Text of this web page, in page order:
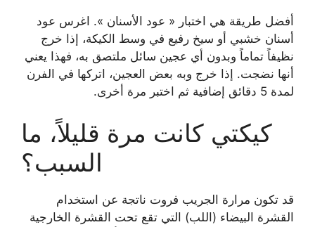
أفضل طريقة هي اختبار « عود الأسنان ». اغرس عود
أسنان خشبي أو سيخ رفيع في وسط الكيكة، إذا خرج
نظيفاً تماماً وبدون أي عجين سائل ملتصق به، فهذا يعني
أنها نضجت. إذا خرج وبه بعض العجين، اتركها في الفرن
لمدة 5 دقائق إضافية ثم اختبر مرة أخرى.
كيكتي كانت مرة قليلاً، ما
السبب؟
قد تكون مرارة الجريب فروت ناتجة عن استخدام
القشرة البيضاء (اللب) التي تقع تحت القشرة الخارجية